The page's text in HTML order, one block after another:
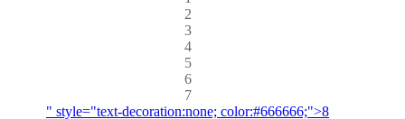
2
3
4
5
6
7
" style="text-decoration:none; color:#666666;">8